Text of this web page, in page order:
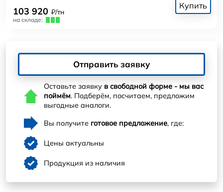
103 920 ₽/тн
на складе:
Купить
Отправить заявку
Оставьте заявку в свободной форме - мы вас
поймём. Подберём, посчитаем, предложим
выгодные аналоги.
Вы получите готовое предложение, где:
Цены актуальны
Продукция из наличия